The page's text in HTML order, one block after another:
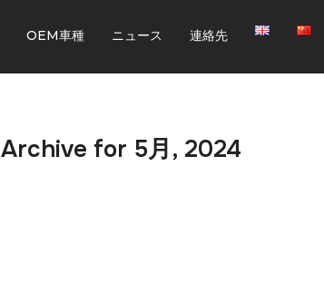
OEM車種 ニュース 連絡先
Archive for 5月, 2024